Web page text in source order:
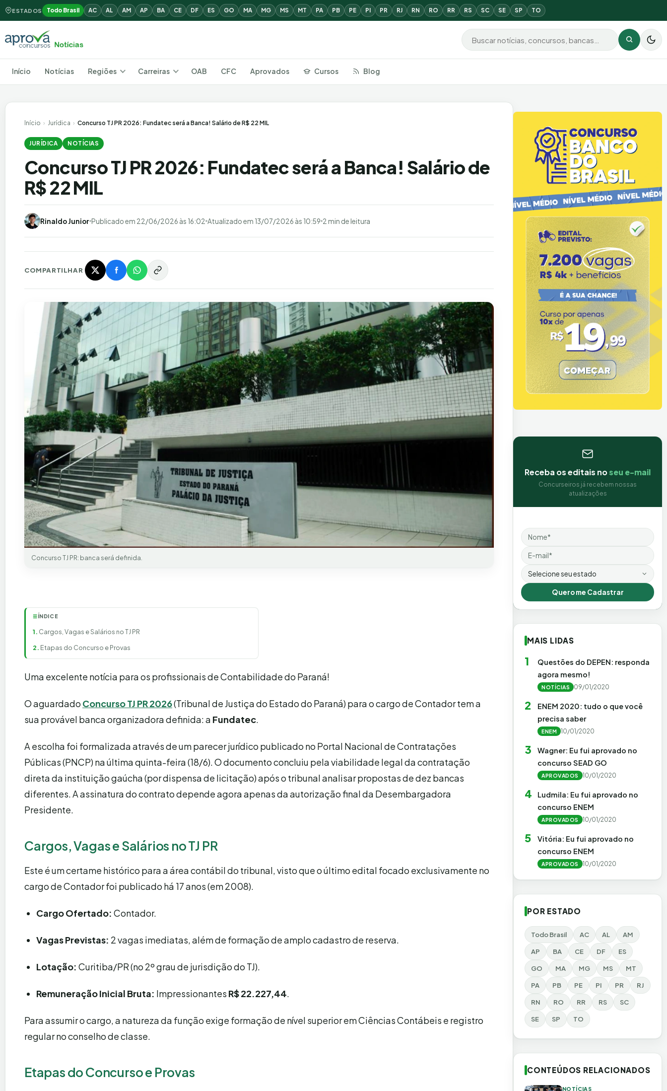
ESTADOS Todo Brasil AC AL AM AP BA CE DF ES GO MA MG MS MT PA PB PE PI PR RJ RN RO RR RS SC SE SP TO
Buscar por: Buscar
Início Notícias Regiões Carreiras OAB CFC Aprovados Cursos Blog
Início › Jurídica › Concurso TJ PR 2026: Fundatec será a Banca! Salário de R$ 22 MIL
JURÍDICA NOTÍCIAS
Concurso TJ PR 2026: Fundatec será a Banca! Salário de
R$ 22 MIL
Rinaldo Junior Publicado em 22/06/2026 às 16:02 Atualizado em 13/07/2026 às 10:59 2 min de leitura
COMPARTILHAR
Concurso TJ PR: banca será definida.
☰ÍNDICE
Cargos, Vagas e Salários no TJ PR
Etapas do Concurso e Provas
Uma excelente notícia para os profissionais de Contabilidade do Paraná!
O aguardado Concurso TJ PR 2026(Tribunal de Justiça do Estado do Paraná) para o cargo de Contador tem a
sua provável banca organizadora definida: a Fundatec.
A escolha foi formalizada através de um parecer jurídico publicado no Portal Nacional de Contratações
Públicas (PNCP) na última quinta-feira (18/6). O documento concluiu pela viabilidade legal da contratação
direta da instituição gaúcha (por dispensa de licitação) após o tribunal analisar propostas de dez bancas
diferentes. A assinatura do contrato depende agora apenas da autorização final da Desembargadora
Presidente.
Cargos, Vagas e Salários no TJ PR
Este é um certame histórico para a área contábil do tribunal, visto que o último edital focado exclusivamente no
cargo de Contador foi publicado há 17 anos (em 2008).
Cargo Ofertado: Contador.
Vagas Previstas: 2 vagas imediatas, além de formação de amplo cadastro de reserva.
Lotação: Curitiba/PR (no 2º grau de jurisdição do TJ).
Remuneração Inicial Bruta: Impressionantes R$ 22.227,44.
Para assumir o cargo, a natureza da função exige formação de nível superior em Ciências Contábeis e registro
regular no conselho de classe.
Etapas do Concurso e Provas
Receba os editais noseu e-mail
Concurseiros já recebem nossas
atualizações
Nome
Email
Estado
Quero me Cadastrar
MAIS LIDAS
1
Questões do DEPEN: responda
agora mesmo!
NOTÍCIAS 09/01/2020
2
ENEM 2020: tudo o que você
precisa saber
ENEM 10/01/2020
3
Wagner: Eu fui aprovado no
concurso SEAD GO
APROVADOS 10/01/2020
4
Ludmila: Eu fui aprovado no
concurso ENEM
APROVADOS 10/01/2020
5
Vitória: Eu fui aprovado no
concurso ENEM
APROVADOS 10/01/2020
POR ESTADO
Todo Brasil AC AL AM
AP BA CE DF ES
GO MA MG MS MT
PA PB PE PI PR RJ
RN RO RR RS SC
SE SP TO
CONTEÚDOS RELACIONADOS
NOTÍCIAS